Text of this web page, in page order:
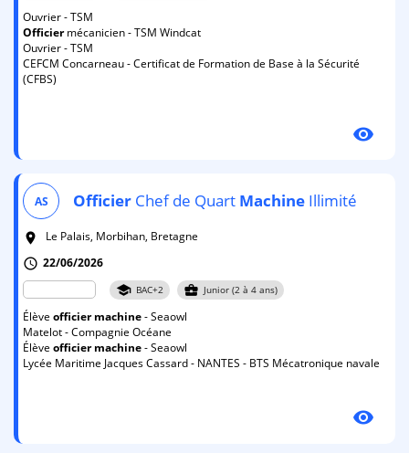
Ouvrier - TSM
Officiermécanicien - TSM Windcat
Ouvrier - TSM
CEFCM Concarneau - Certificat de Formation de Base à la Sécurité
(CFBS)
visibility
AS Officier Chef de Quart Machine Illimité
room
Le Palais, Morbihan, Bretagne
schedule 22/06/2026
school BAC+2 business_center Junior (2 à 4 ans)
Élève officier machine- Seaowl
Matelot - Compagnie Océane
Élève officier machine- Seaowl
Lycée Maritime Jacques Cassard - NANTES - BTS Mécatronique navale
visibility